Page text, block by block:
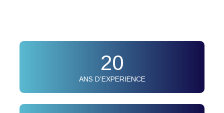
20
ANS D’EXPERIENCE